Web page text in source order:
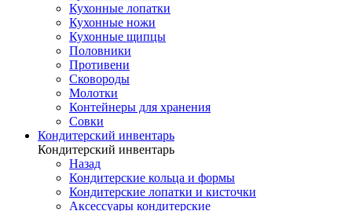
Кухонные лопатки
Кухонные ножи
Кухонные щипцы
Половники
Противени
Сковороды
Молотки
Контейнеры для хранения
Совки
Кондитерский инвентарь
Кондитерский инвентарь
Назад
Кондитерские кольца и формы
Кондитерские лопатки и кисточки
Аксессуары кондитерские